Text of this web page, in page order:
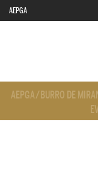
AEPGA
AEPGA/ BURRO DE